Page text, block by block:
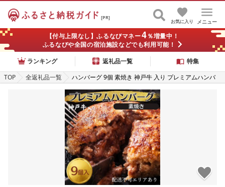
[PR]
メニュー
お気に入り
【付与上限なし】ふるなびマネー4％増量中！
ふるなびや全国の宿泊施設などでも利用可能！
ランキング
返礼品一覧
特集
TOP
全返礼品一覧
ハンバーグ 9個 素焼き 神戸牛 入り プレミアムハンバ
ーグ